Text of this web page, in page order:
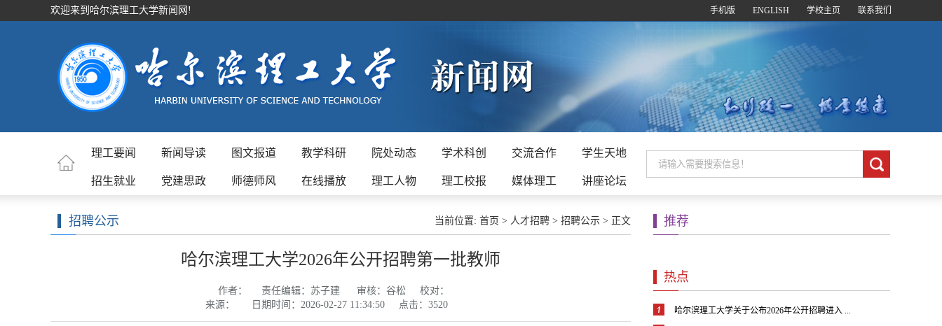
欢迎来到哈尔滨理工大学新闻网! 手机版 ENGLISH 学校主页 联系我们
理工要闻 新闻导读 图文报道 教学科研 院处动态 学术科创 交流合作 学生天地
招生就业 党建思政 师德师风 在线播放 理工人物 理工校报 媒体理工 讲座论坛
招聘公示 当前位置: 首页 > 人才招聘 > 招聘公示 > 正文
哈尔滨理工大学2026年公开招聘第一批教师
作者： 责任编辑：苏子建 审核：谷松
校对：
来源：
日期时间：2026-02-27 11:34:50 点击： 3520
推荐
热点
哈尔滨理工大学关于公布2026年公开招聘进入 ...